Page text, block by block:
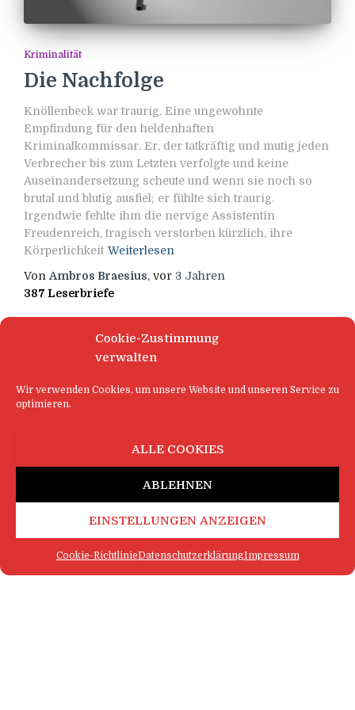
Cookie-Zustimmung
verwalten
Wir verwenden Cookies, um unsere Website und unseren Service zu
optimieren.
ALLE COOKIES
ABLEHNEN
EINSTELLUNGEN ANZEIGEN
Cookie-RichtlinieDatenschutzerklärungImpressum
Kriminalität
Die Nachfolge
Knöllenbeck war traurig. Eine ungewohnte
Empfindung für den heldenhaften
Kriminalkommissar. Er, der tatkräftig und mutig jeden
Verbrecher bis zum Letzten verfolgte und keine
Auseinandersetzung scheute und wenn sie noch so
brutal und blutig ausfiel; er fühlte sich traurig.
Irgendwie fehlte ihm die nervige Assistentin
Freudenreich, tragisch verstorben kürzlich, ihre
Körperlichkeit Weiterlesen
Von Ambros Braesius, vor 3 Jahren
387 Leserbriefe